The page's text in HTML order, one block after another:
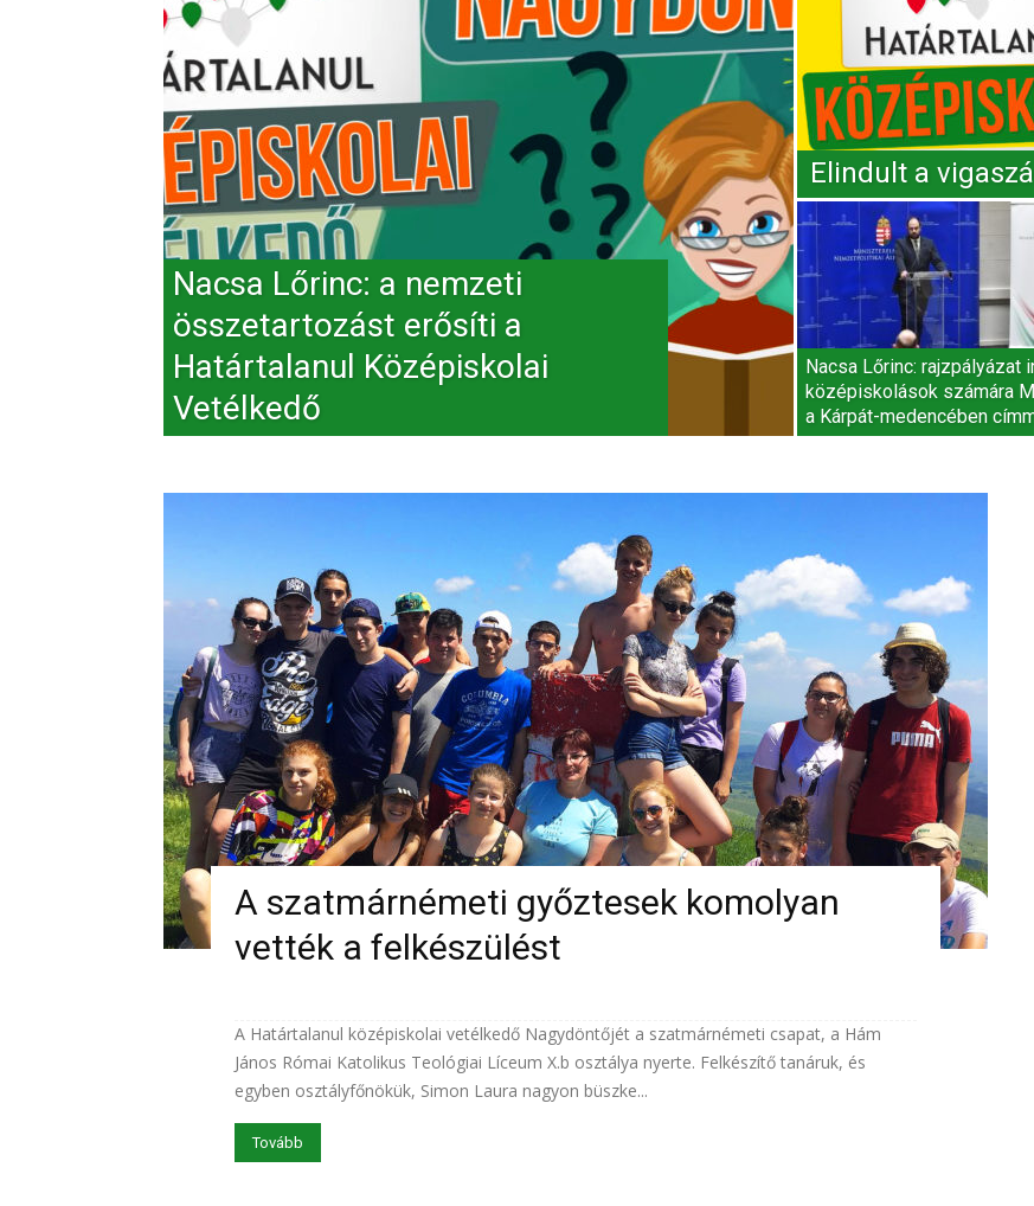
Nacsa Lőrinc: a nemzeti
összetartozást erősíti a
Határtalanul Középiskolai
Vetélkedő
Elindult a
Nacsa Lőrinc: rajzpályázat
középiskolások számára
a Kárpát-medencében
A szatmárnémeti győztesek komolyan
vették a felkészülést
A Határtalanul középiskolai vetélkedő Nagydöntőjét a szatmárnémeti csapat, a Hám
János Római Katolikus Teológiai Líceum X.b osztálya nyerte. Felkészítő tanáruk, és
egyben osztályfőnökük, Simon Laura nagyon büszke...
Tovább